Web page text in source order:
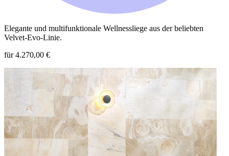
Elegante und multifunktionale Wellnessliege aus der beliebten
Velvet-Evo-Linie.
für 4.270,00 €